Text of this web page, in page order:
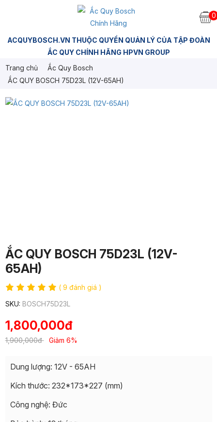
0
ACQUYBOSCH.VN THUỘC QUYỀN QUẢN LÝ CỦA TẬP ĐOÀN
ẮC QUY CHÍNH HÃNG HPVN GROUP
Trang chủ
Ắc Quy Bosch
ẮC QUY BOSCH 75D23L (12V-65AH)
ẮC QUY BOSCH 75D23L (12V-
65AH)
( 9 đánh giá )
SKU: BOSCH75D23L
1,800,000đ
1,900,000đ Giảm 6%
Dung lượng: 12V - 65AH
Kích thước: 232*173*227 (mm)
Công nghệ: Đức